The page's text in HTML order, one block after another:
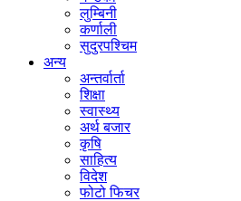
लुम्बिनी
कर्णाली
सुदुरपश्चिम
अन्य
अन्तर्वार्ता
शिक्षा
स्वास्थ्य
अर्थ बजार
कृषि
साहित्य
विदेश
फोटो फिचर